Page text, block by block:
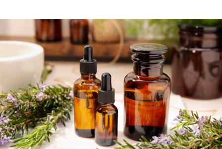
Tilgængelig 7 dage om ugen
10+ millioner medlemmer